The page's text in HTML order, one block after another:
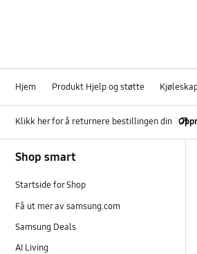
Hjem Produkt Hjelp og støtte
Klikk her for å returnere bestillingen din
Shop smart
Startside for Shop
Få ut mer av samsung.com
Samsung Deals
AI Living